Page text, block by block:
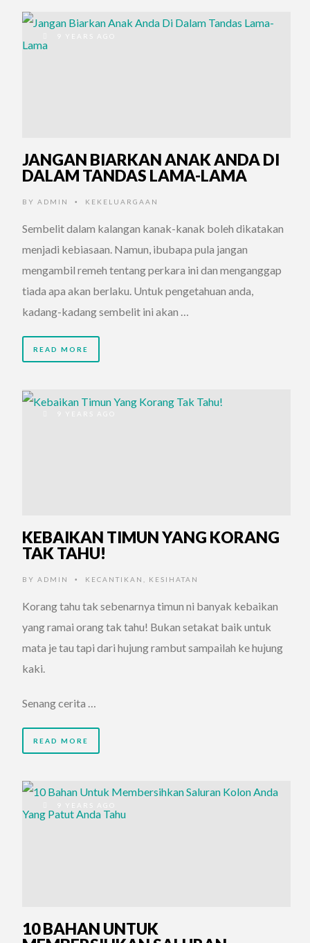
9 YEARS AGO
JANGAN BIARKAN ANAK ANDA DI
DALAM TANDAS LAMA-LAMA
BY ADMIN • KEKELUARGAAN
Sembelit dalam kalangan kanak-kanak boleh dikatakan
menjadi kebiasaan. Namun, ibubapa pula jangan
mengambil remeh tentang perkara ini dan menganggap
tiada apa akan berlaku. Untuk pengetahuan anda,
kadang-kadang sembelit ini akan …
READ MORE
9 YEARS AGO
KEBAIKAN TIMUN YANG KORANG
TAK TAHU!
BY ADMIN • KECANTIKAN KESIHATAN
Korang tahu tak sebenarnya timun ni banyak kebaikan
yang ramai orang tak tahu! Bukan setakat baik untuk
mata je tau tapi dari hujung rambut sampailah ke hujung
kaki.
Senang cerita …
READ MORE
9 YEARS AGO
10 BAHAN UNTUK